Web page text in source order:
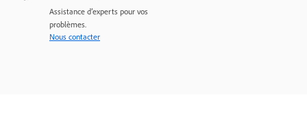
Assistance d’experts pour vos
problèmes.
Nous contacter